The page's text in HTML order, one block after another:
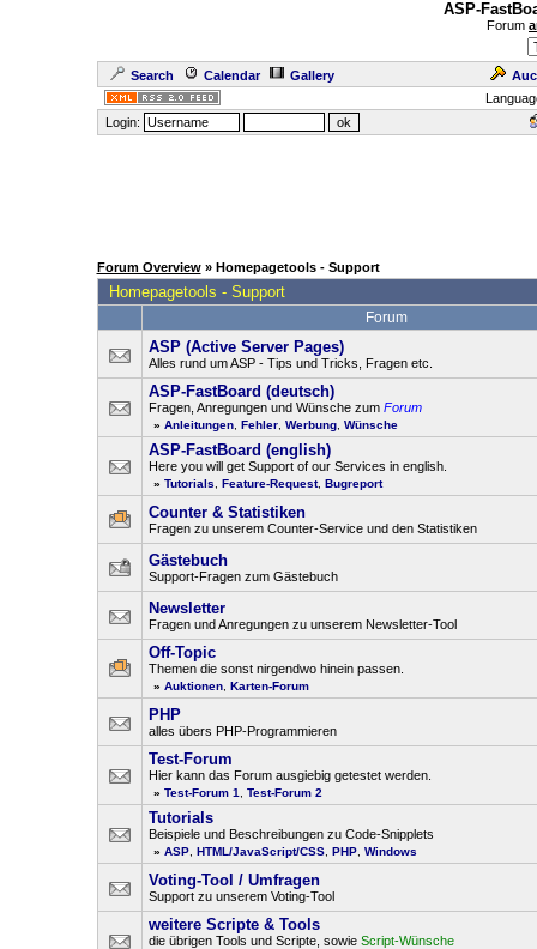
ASP-
Forum
Search Calendar Gallery
Login:
Forum Overview » Homepagetools - Support
Homepagetools - Support
Forum
ASP (Active Server Pages)
Alles rund um ASP - Tips und Tricks, Fragen etc.
ASP-FastBoard (deutsch)
Fragen, Anregungen und Wünsche zum Forum
» Anleitungen, Fehler, Werbung, Wünsche
ASP-FastBoard (english)
Here you will get Support of our Services in english.
» Tutorials Feature-Request, Bugreport
Counter & Statistiken
Fragen zu unserem Counter-Service und den Statistiken
Gästebuch
Support-Fragen zum Gästebuch
Newsletter
Fragen und Anregungen zu unserem Newsletter-Tool
Off-Topic
Themen die sonst nirgendwo hinein passen.
» Auktionen, Karten-Forum
PHP
alles übers PHP-Programmieren
Test-Forum
Hier kann das Forum ausgiebig getestet werden.
» Test-Forum 1 Test-Forum 2
Tutorials
Beispiele und Beschreibungen zu Code-Snipplets
» ASP, HTML/JavaScript/CSS, PHP, Windows
Voting-Tool / Umfragen
Support zu unserem Voting-Tool
weitere Scripte & Tools
die übrigen Tools und Scripte, sowie Script-Wünsche